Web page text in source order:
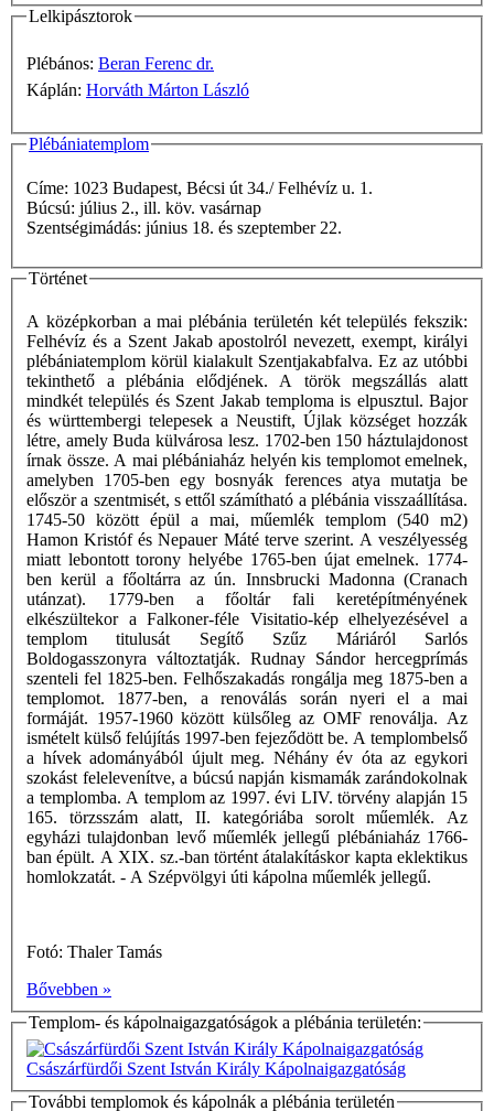
Lelkipásztorok
Plébános: Beran Ferenc dr.
Káplán: Horváth Márton László
Plébániatemplom
Címe: 1023 Budapest, Bécsi út 34./ Felhévíz u. 1.
Búcsú: július 2., ill. köv. vasárnap
Szentségimádás: június 18. és szeptember 22.
Történet
A középkorban a mai plébánia területén két település fekszik:
Felhévíz és a Szent Jakab apostolról nevezett, exempt, királyi
plébániatemplom körül kialakult Szentjakabfalva. Ez az utóbbi
tekinthető a plébánia elődjének. A török megszállás alatt
mindkét település és Szent Jakab temploma is elpusztul. Bajor
és württembergi telepesek a Neustift, Újlak községet hozzák
létre, amely Buda külvárosa lesz. 1702-ben 150 háztulajdonost
írnak össze. A mai plébániaház helyén kis templomot emelnek,
amelyben 1705-ben egy bosnyák ferences atya mutatja be
először a szentmisét, s ettől számítható a plébánia visszaállítása.
1745-50 között épül a mai, műemlék templom (540 m2)
Hamon Kristóf és Nepauer Máté terve szerint. A veszélyesség
miatt lebontott torony helyébe 1765-ben újat emelnek. 1774-
ben kerül a főoltárra az ún. Innsbrucki Madonna (Cranach
utánzat). 1779-ben a főoltár fali keretépítményének
elkészültekor a Falkoner-féle Visitatio-kép elhelyezésével a
templom titulusát Segítő Szűz Máriáról Sarlós
Boldogasszonyra változtatják. Rudnay Sándor hercegprímás
szenteli fel 1825-ben. Felhőszakadás rongálja meg 1875-ben a
templomot. 1877-ben, a renoválás során nyeri el a mai
formáját. 1957-1960 között külsőleg az OMF renoválja. Az
ismételt külső felújítás 1997-ben fejeződött be. A templombelső
a hívek adományából újult meg. Néhány év óta az egykori
szokást felelevenítve, a búcsú napján kismamák zarándokolnak
a templomba. A templom az 1997. évi LIV. törvény alapján 15
165. törzsszám alatt, II. kategóriába sorolt műemlék. Az
egyházi tulajdonban levő műemlék jellegű plébániaház 1766-
ban épült. A XIX. sz.-ban történt átalakításkor kapta eklektikus
homlokzatát. - A Szépvölgyi úti kápolna műemlék jellegű.
Fotó: Thaler Tamás
Bővebben »
Templom- és kápolnaigazgatóságok a plébánia területén:
Császárfürdői Szent István Király Kápolnaigazgatóság
További templomok és kápolnák a plébánia területén